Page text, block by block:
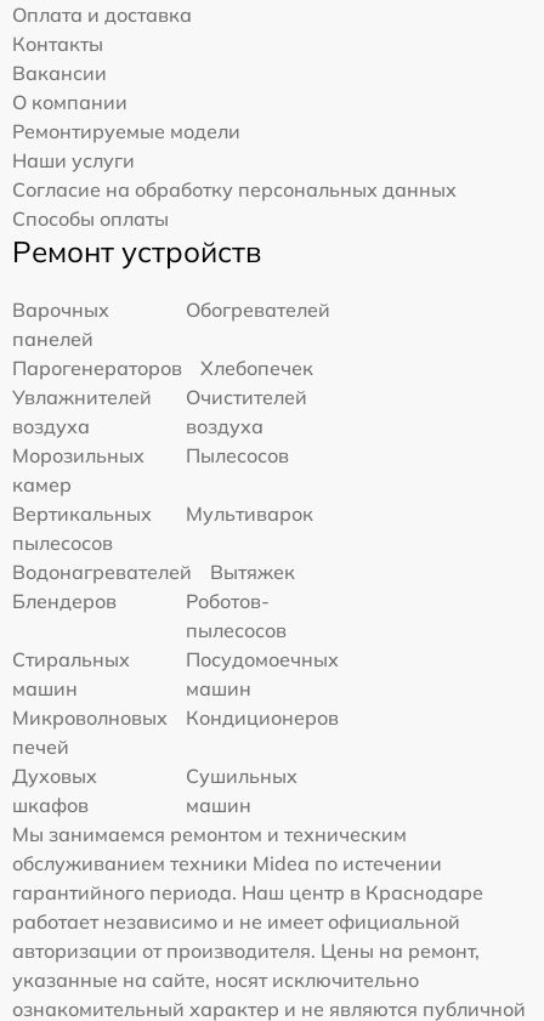
Оплата и доставка
Контакты
Вакансии
О компании
Ремонтируемые модели
Наши услуги
Согласие на обработку персональных данных
Способы оплаты
Ремонт устройств
Варочных
панелей
Обогревателей
Парогенераторов
Хлебопечек
Увлажнителей
воздуха
Очистителей
воздуха
Морозильных
камер
Пылесосов
Вертикальных
пылесосов
Мультиварок
Водонагревателей
Вытяжек
Блендеров
Роботов-
пылесосов
Стиральных
машин
Посудомоечных
машин
Микроволновых
печей
Кондиционеров
Духовых
шкафов
Сушильных
машин
Мы занимаемся ремонтом и техническим
обслуживанием техники Midea по истечении
гарантийного периода. Наш центр в Краснодаре
работает независимо и не имеет официальной
авторизации от производителя. Цены на ремонт,
указанные на сайте, носят исключительно
ознакомительный характер и не являются публичной